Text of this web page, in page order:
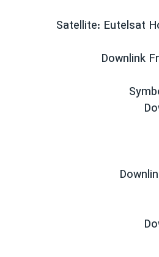
Satellite: Eutelsat
Downlink